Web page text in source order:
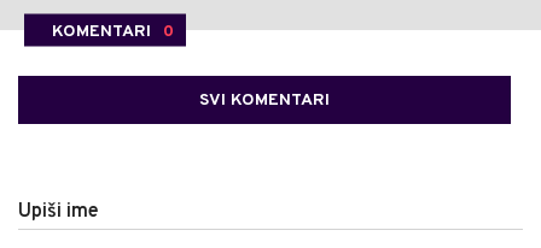
KOMENTARI 0
SVI KOMENTARI
Upiši ime